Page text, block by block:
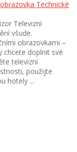
Technické
Televizní
všude.
obrazovkami –
chcete doplnit své
televizní
použijte
hotely ...